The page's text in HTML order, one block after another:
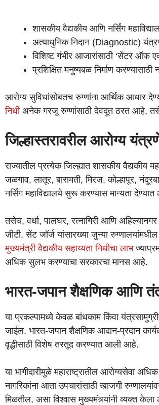
शासकीय वैद्यकीय आणि नर्सिंग
अत्याधुनिक निदान (Diagnostic)
विशिष्ट गंभीर आजारांसाठी ‘सेंटर ऑफ
प्रशिक्षित मनुष्यबळ निर्माण
आरोग्य सुविधांसोबतच रुग्णांना आर्थिक आधार
निधीअनेक गरजू रुग्णांसाठी देवदूत ठरत आहे,
जिल्हास्तरावरील आरोग्य
राज्यातील प्रत्येक जिल्ह्यात शासकीय वैद्यकीय
जळगाव, लातूर, बारामती, मिरज, कोल्हापूर,
नर्सिंग महाविद्यालये सुरू करण्यास मान्यता
तसेच, वर्धा, पालघर, रत्नागिरी आणि अहिल्यानगर
जीटी, सेंट जॉर्ज यांसारख्या जुन्या
मुख्यमंत्री वैद्यकीय सहाय्यता निधीचा लाभ
अधिक सुलभ करण्याचा सरकारचा मानस आहे.
भारत-जपान शैक्षणिक आणि
या प्रकल्पामध्ये केवळ बांधकाम किंवा
जाईल. भारत-जपान शैक्षणिक आदान-प्रदान
वृद्धीसाठी विशेष तरतूद करण्यात आली आहे.
या भागीदारीमुळे महाराष्ट्रातील आरोग्यसेवा
नागरिकांना आता उपचारांसाठी खाजगी
मिळतील, असा विश्वास मुख्यमंत्र्यांनी व्यक्त